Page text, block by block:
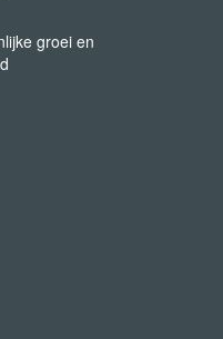
groei en